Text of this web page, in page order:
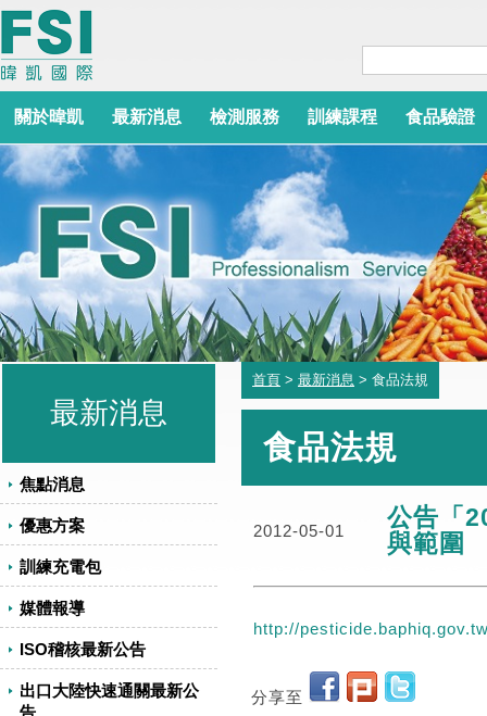
關於暐凱 最新消息 檢測服務 訓練課程 食品驗證
最新消息
焦點消息
優惠方案
訓練充電包
媒體報導
ISO稽核最新公告
出口大陸快速通關最新公
告
首頁 > 最新消息 > 食品法規
食品法規
2012-05-01
公告「
與範圍
http://
分享至